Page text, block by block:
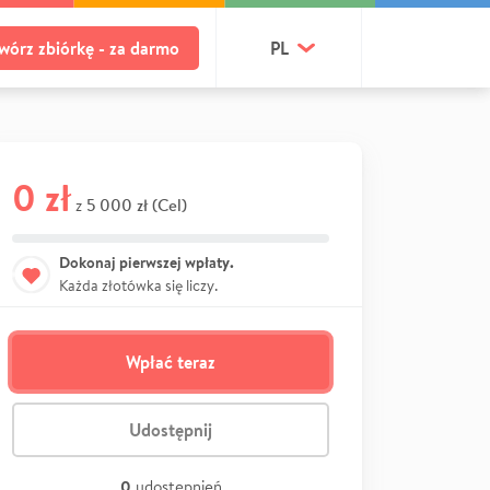
zbiórkę - za darmo PL
0 zł z 5 000 zł (Cel)
Dokonaj pierwszej wpłaty.
Każda złotówka się liczy.
Wpłać teraz
Udostępnij